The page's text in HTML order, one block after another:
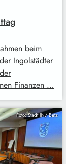
beim
Ingolstädter
Finanzen …
Foto: Stadt IN/ Betz